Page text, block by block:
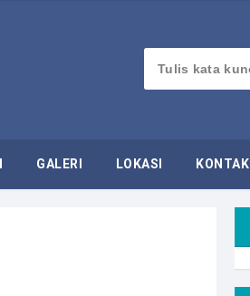
GALERI LOKASI KONTAK